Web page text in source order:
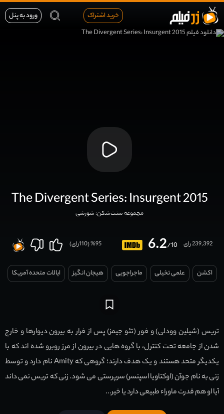
خرید اشتراک ورود به پنل
The Divergent Series: Insurgent 2015
مجموعه سنت‌شکن: شورشی
6.2/10 239,392 رای 95
% (
110رای)
اکشن علمی تخیلی ماجراجویی هیجان انگیز ایالات متحده آمریکا
تریس (شیلین وودلی) و فور (تئو جیمز) پس از فرار به بیرون دیوارها و خارج
شدن از جامعه تحت کنترل، با گروه هایی در بیرون از مرز روبرو شده اند که با
یکدیگر متحد هستند و یک هدف دارند؛ گروهی که Amity نام دارد و توسط
زنی به نام جوآن (اوکتاویا اسپنسر) سرپرستی می شود. زنی که تریس نمی داند
آیا او هم قدرت ماوراء طبیعی دارد یا خیر...